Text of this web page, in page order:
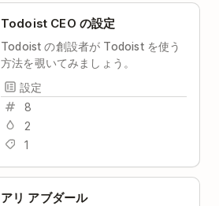
Todoist CEO の設定
Todoist の創設者が Todoist を使う
方法を覗いてみましょう。
設定
8
2
1
アリ アブダール